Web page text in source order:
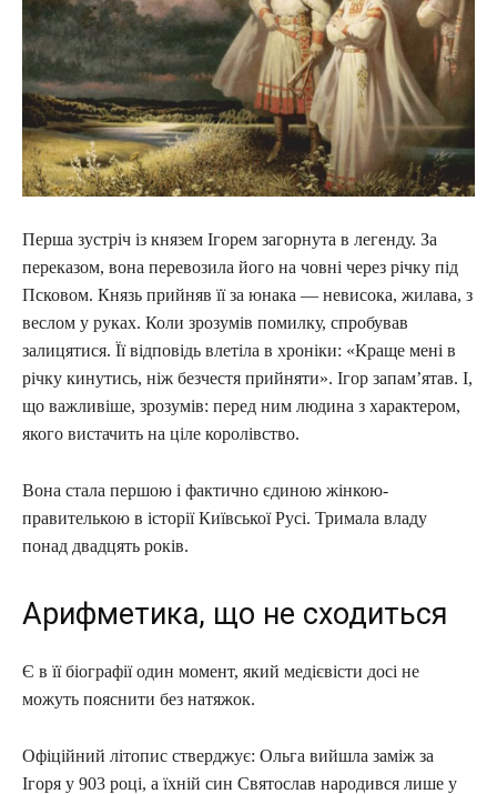
Перша зустріч із князем Ігорем загорнута в легенду. За
переказом, вона перевозила його на човні через річку під
Псковом. Князь прийняв її за юнака — невисока, жилава, з
веслом у руках. Коли зрозумів помилку, спробував
залицятися. Її відповідь влетіла в хроніки: «Краще мені в
річку кинутись, ніж безчестя прийняти». Ігор запам’ятав. І,
що важливіше, зрозумів: перед ним людина з характером,
якого вистачить на ціле королівство.
Вона стала першою і фактично єдиною жінкою-
правителькою в історії Київської Русі. Тримала владу
понад двадцять років.
Арифметика, що не сходиться
Є в її біографії один момент, який медієвісти досі не
можуть пояснити без натяжок.
Офіційний літопис стверджує: Ольга вийшла заміж за
Ігоря у 903 році, а їхній син Святослав народився лише у